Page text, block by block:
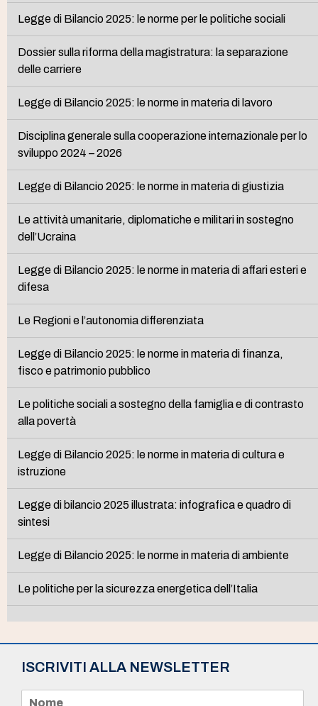
Legge di Bilancio 2025: le norme per le politiche sociali
Dossier sulla riforma della magistratura: la separazione
delle carriere
Legge di Bilancio 2025: le norme in materia di lavoro
Disciplina generale sulla cooperazione internazionale per lo
sviluppo 2024 – 2026
Legge di Bilancio 2025: le norme in materia di giustizia
Le attività umanitarie, diplomatiche e militari in sostegno
dell’Ucraina
Legge di Bilancio 2025: le norme in materia di affari esteri e
difesa
Le Regioni e l’autonomia differenziata
Legge di Bilancio 2025: le norme in materia di finanza,
fisco e patrimonio pubblico
Le politiche sociali a sostegno della famiglia e di contrasto
alla povertà
Legge di Bilancio 2025: le norme in materia di cultura e
istruzione
Legge di bilancio 2025 illustrata: infografica e quadro di
sintesi
Legge di Bilancio 2025: le norme in materia di ambiente
Le politiche per la sicurezza energetica dell’Italia
ISCRIVITI ALLA NEWSLETTER